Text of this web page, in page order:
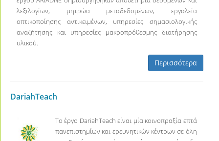
λεξιλογίων, μητρώα μεταδεδομένων, εργαλεία
οπτικοποίησης αντικειμένων, υπηρεσίες σημασιολογικής
αναζήτησης και υπηρεσίες μακροπρόθεσμης διατήρησης
υλικού.
Περισσότερα
DariahTeach
Το έργο DariahTeach είναι μία κοινοπραξία επτά
πανεπιστημίων και ερευνητικών κέντρων σε όλη